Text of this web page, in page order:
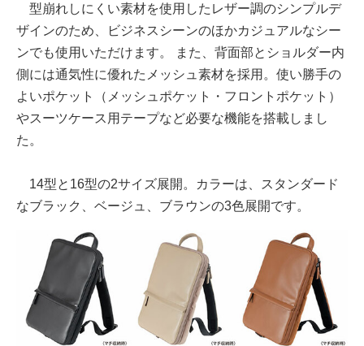
型崩れしにくい素材を使用したレザー調のシンプルデ
ザインのため、ビジネスシーンのほかカジュアルなシー
ンでも使用いただけます。 また、背面部とショルダー内
側には通気性に優れたメッシュ素材を採用。使い勝手の
よいポケット（メッシュポケット・フロントポケット）
やスーツケース用テープなど必要な機能を搭載しまし
た。
14型と16型の2サイズ展開。カラーは、スタンダード
なブラック、ベージュ、ブラウンの3色展開です。